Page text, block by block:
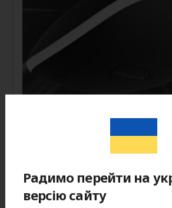
Скоростной привод
гаражных ворот
Радимо перейти на
версію сайту